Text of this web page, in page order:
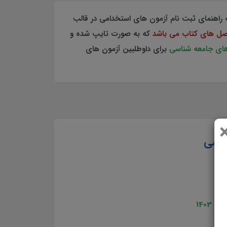
راهنمای ثبت نام آزمون های استخدامی در قالب
های کتاب می باشد که به صورت تایپ شده و
جامعه شناسی برای داوطلبین آزمون های